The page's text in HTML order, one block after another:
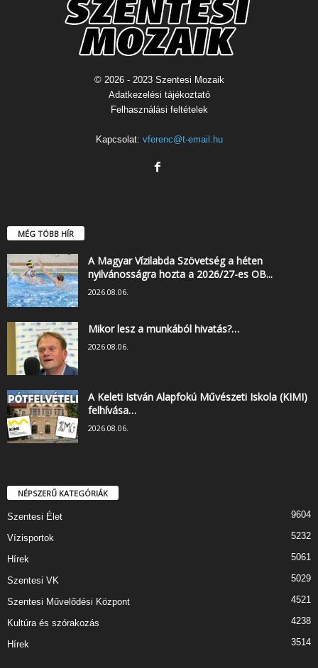
© 2026 - 2023 Szentesi Mozaik
Adatkezelési tájékoztató
Felhasználási feltételek
Kapcsolat: vferenc@t-email.hu
MÉG TÖBB HÍR
A Magyar Vízilabda Szövetség a héten
nyilvánosságra hozta a 2026/27-es OB...
2026.08.06.
Mikor lesz a munkából hivatás?…
2026.08.06.
A Keleti István Alapfokú Művészeti Iskola (KIMI)
felhívása…
2026.08.06.
NÉPSZERŰ KATEGÓRIÁK
Szentesi Élet 9604
Vízisportok 5232
Hírek 5061
Szentesi VK 5029
Szentesi Művelődési Központ 4521
Kultúra és szórakozás 4238
Hírek 3514